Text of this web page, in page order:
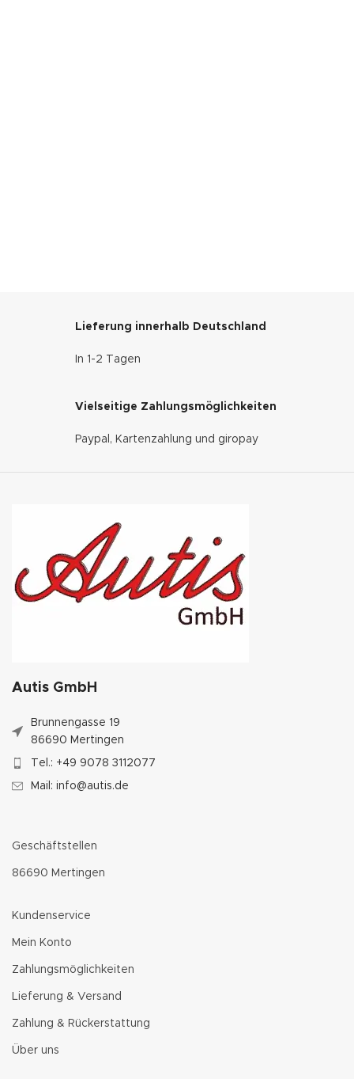
Lieferung innerhalb Deutschland
In 1-2 Tagen
Vielseitige Zahlungsmöglichkeiten
Paypal, Kartenzahlung und giropay
Autis GmbH
Brunnengasse 19
86690 Mertingen
Tel.: +49 9078 3112077
Mail: info@autis.de
Geschäftstellen
86690 Mertingen
Kundenservice
Mein Konto
Zahlungsmöglichkeiten
Lieferung & Versand
Zahlung & Rückerstattung
Über uns